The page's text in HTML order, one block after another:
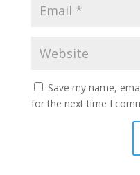
Save my name,
for the next time I